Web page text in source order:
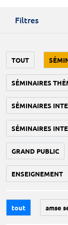
Filtres
TOUT
SÉMINAIRES
SÉMINAIRES
SÉMINAIRES
GRAND PUBLIC
ENSEIGNEMENT
tout amse